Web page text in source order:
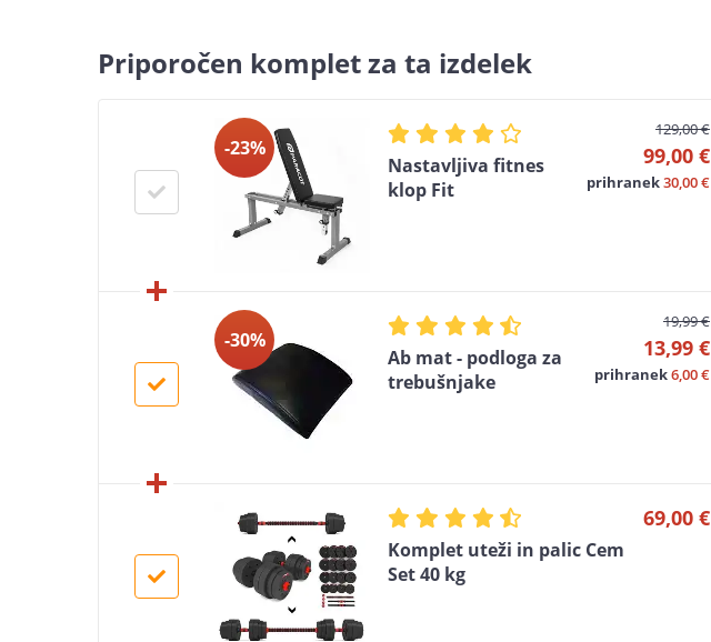
Priporočen komplet za ta izdelek
-23%
Nastavljiva fitnes
klop Fit
129,00 €
99,00 €
prihranek30,00 €
-30%
Ab mat - podloga za
trebušnjake
19,99 €
13,99 €
prihranek6,00 €
Komplet uteži in palic Cem
Set 40 kg
69,00 €